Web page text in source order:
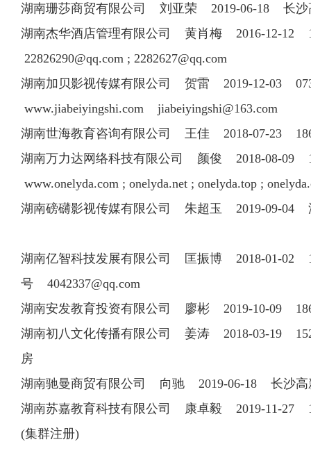
湖南珊莎商贸有限公司 刘亚荣 2019-06-18 长沙
湖南杰华酒店管理有限公司 黄肖梅 2016-12-12
22826290@qq.com; 2282627@qq.com
湖南加贝影视传媒有限公司 贺雷 2019-12-03
www.jiabeiyingshi.com jiabeiyingshi@163.com
湖南世海教育咨询有限公司 王佳 2018-07-23
湖南万力达网络科技有限公司 颜俊 2018-08-09
www.onelyda.com ; onelyda.net ; onelyda.top ;
湖南磅礴影视传媒有限公司 朱超玉 2019-09-04
湖南亿智科技发展有限公司 匡振博 2018-01-02
号 4042337@qq.com
湖南安发教育投资有限公司 廖彬 2019-10-09
湖南初八文化传播有限公司 姜涛 2018-03-19
房
湖南驰曼商贸有限公司 向驰 2019-06-18 长沙高
湖南苏嘉教育科技有限公司 康卓毅 2019-11-27
(集群注册)